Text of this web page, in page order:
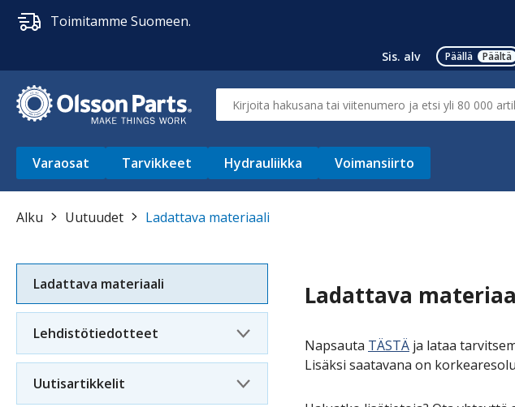
Toimitamme Suomeen.
Sis. alv Päällä Päältä
Varaosat Tarvikkeet Hydrauliikka Voimansiirto
Alku Uutuudet Ladattava materiaali
Ladattava materiaali
Lehdistötiedotteet
Uutisartikkelit
Ladattava
Napsauta TÄSTÄ ja lataa
Lisäksi saatavana on